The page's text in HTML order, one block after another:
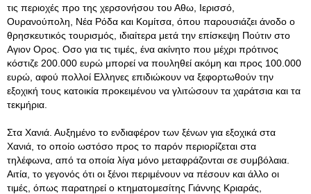
τις περιοχές προ της χερσονήσου του Αθω, Ιερισσό,
Ουρανούπολη, Νέα Ρόδα και Κομίτσα, όπου παρουσιάζει άνοδο ο
θρησκευτικός τουρισμός, ιδιαίτερα μετά την επίσκεψη Πούτιν στο
Αγιον Ορος . Οσο για τις τιμές, ένα ακίνητο που μέχρι πρότινος
κόστιζε 200.000 ευρώ μπορεί να πουληθεί ακόμη και προς 100.000
ευρώ, αφού πολλοί Ελληνες επιδιώκουν να ξεφορτωθούν την
εξοχική τους κατοικία προκειμένου να γλιτώσουν τα χαράτσια και τα
τεκμήρια.
Στα Χανιά. Αυξημένο το ενδιαφέρον των ξένων για εξοχικά στα
Χανιά, το οποίο ωστόσο προς το παρόν περιορίζεται στα
τηλέφωνα, από τα οποία λίγα μόνο μεταφράζονται σε συμβόλαια.
Αιτία, το γεγονός ότι οι ξένοι περιμένουν να πέσουν και άλλο οι
τιμές, όπως παρατηρεί ο κτηματομεσίτης Γιάννης Κριαράς,